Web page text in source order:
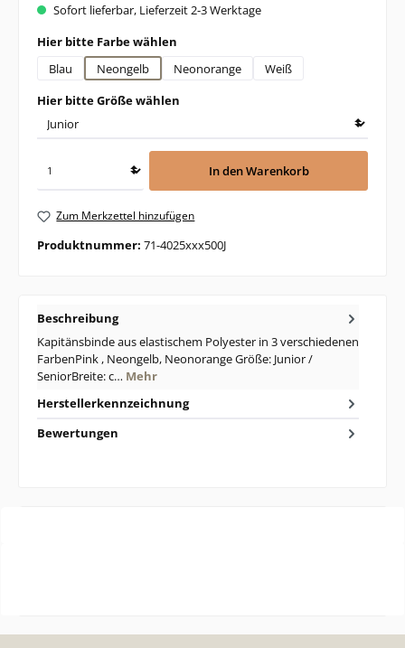
Sofort lieferbar, Lieferzeit 2-3 Werktage
Hier bitte Farbe wählen
Blau
Neongelb Neonorange
Weiß
Hier bitte Größe wählen
In den Warenkorb
Zum Merkzettel hinzufügen
Produktnummer: 71-4025xxx500J
Beschreibung
Kapitänsbinde aus elastischem Polyester in 3 verschiedenen
FarbenPink , Neongelb, Neonorange Größe: Junior /
SeniorBreite: c… Mehr
Herstellerkennzeichnung
Bewertungen